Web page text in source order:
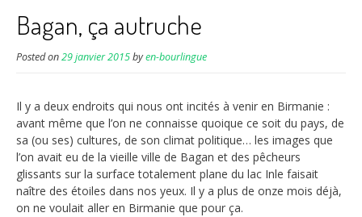
Bagan, ça autruche
Posted on29 janvier 2015byen-bourlingue
Il y a deux endroits qui nous ont incités à venir en Birmanie :
avant même que l’on ne connaisse quoique ce soit du pays, de
sa (ou ses) cultures, de son climat politique… les images que
l’on avait eu de la vieille ville de Bagan et des pêcheurs
glissants sur la surface totalement plane du lac Inle faisait
naître des étoiles dans nos yeux. Il y a plus de onze mois déjà,
on ne voulait aller en Birmanie que pour ça.